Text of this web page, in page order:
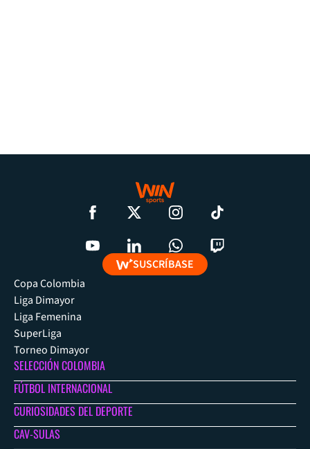
SUSCRÍBASE
Copa Colombia
Liga Dimayor
Liga Femenina
SuperLiga
Torneo Dimayor
SELECCIÓN COLOMBIA
FÚTBOL INTERNACIONAL
CURIOSIDADES DEL DEPORTE
CAV-SULAS